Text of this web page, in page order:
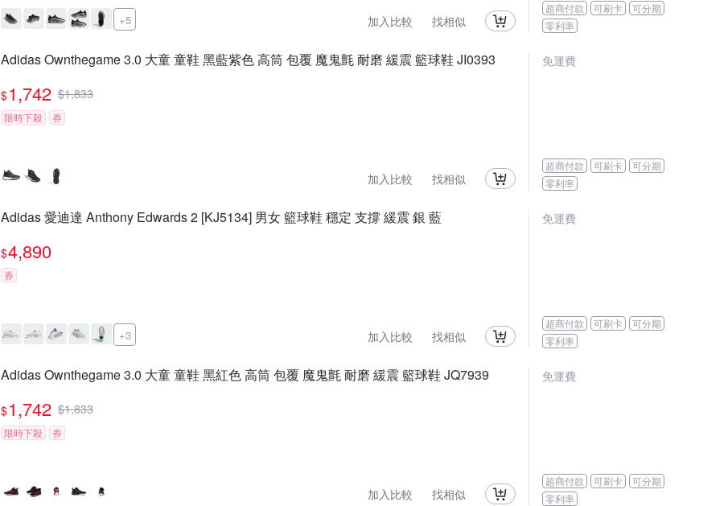
+5 加入比較 找相似
超商付款 可刷卡
可分期
零利率
Adidas Ownthegame 3.0 大童 童鞋 黑藍紫色 高筒 包覆 魔鬼氈 耐磨 緩震 籃球鞋 JI0393
$1,742 $1,833
限時下殺 券
加入比較 找相似
免運費
超商付款 可刷卡
可分期
零利率
Adidas 愛迪達 Anthony Edwards 2 [KJ5134] 男女 籃球鞋 穩定 支撐 緩震 銀 藍
$4,890
券
+3 加入比較 找相似
免運費
超商付款 可刷卡
可分期
零利率
Adidas Ownthegame 3.0 大童 童鞋 黑紅色 高筒 包覆 魔鬼氈 耐磨 緩震 籃球鞋 JQ7939
$1,742 $1,833
限時下殺 券
加入比較 找相似
免運費
超商付款 可刷卡
可分期
零利率